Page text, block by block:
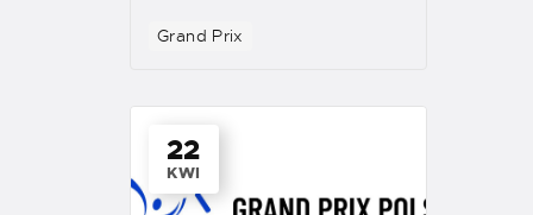
Grand Prix
22
KWI